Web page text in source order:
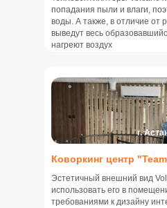
попадания пыли и влаги,
воды. А также, в отличие от
выведут весь
нагреют воздух
Коворкинг центр
Эстетичный внешний вид
использовать его в
требованиями к дизайну
г.